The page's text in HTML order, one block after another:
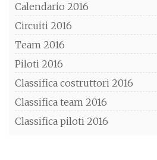
Calendario 2016
Circuiti 2016
Team 2016
Piloti 2016
Classifica costruttori 2016
Classifica team 2016
Classifica piloti 2016